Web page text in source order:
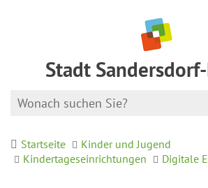
Stadt
Startseite
Kinder und Jugend
Kindertageseinrichtungen
Digitale